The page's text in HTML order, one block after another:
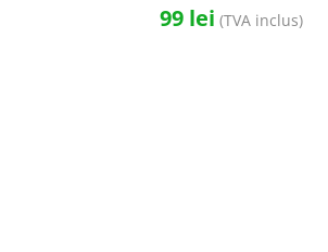
PISICI
99 lei (TVA inclus)